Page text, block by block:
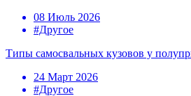
08 Июль 2026
#Другое
Типы самосвальных кузовов у
24 Март 2026
#Другое